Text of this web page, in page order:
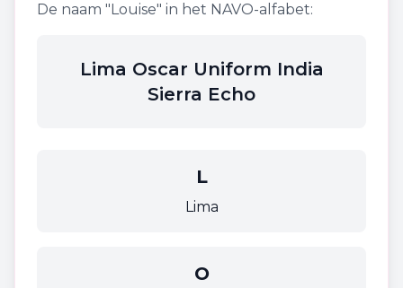
De naam "Louise" in het NAVO-alfabet:
Lima Oscar Uniform India
Sierra Echo
L
Lima
O